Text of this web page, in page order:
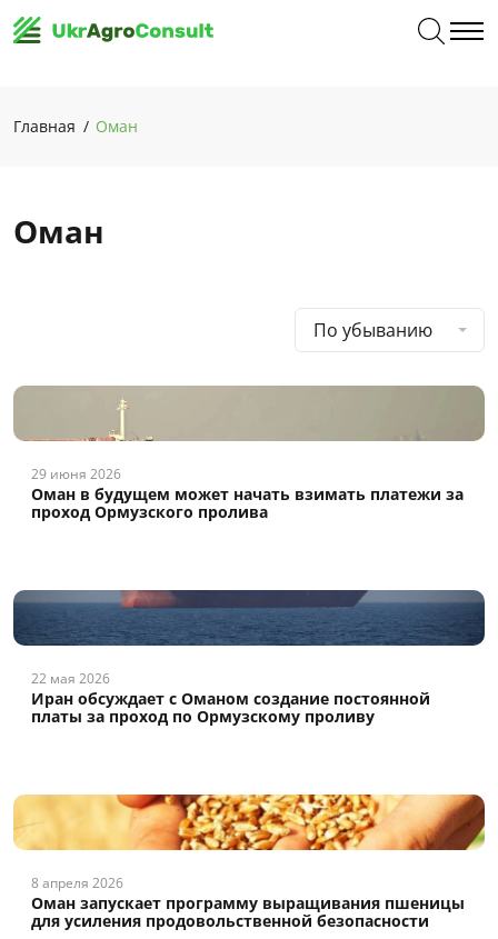
Главная Оман
Оман
По убыванию
29 июня 2026
Оман в будущем может начать взимать платежи за
проход Ормузского пролива
22 мая 2026
Иран обсуждает с Оманом создание постоянной
платы за проход по Ормузскому проливу
8 апреля 2026
Оман запускает программу выращивания пшеницы
для усиления продовольственной безопасности